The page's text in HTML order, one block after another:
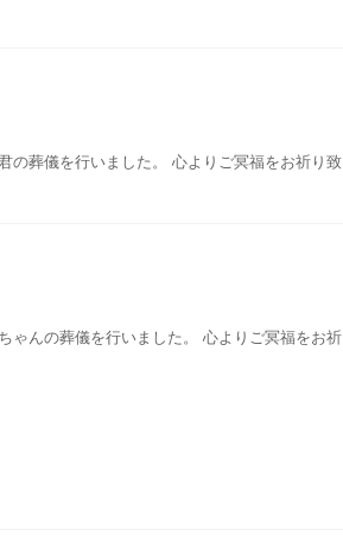
の葬儀を行いました。 心よりご冥福をお祈り致
ゃんの葬儀を行いました。 心よりご冥福をお祈